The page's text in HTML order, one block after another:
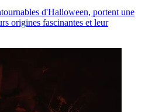
d'Halloween, portent une
origines fascinantes et leur